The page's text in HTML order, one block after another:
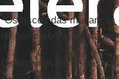
“Os riscos das
de gás carbônico
Os altos níveis de